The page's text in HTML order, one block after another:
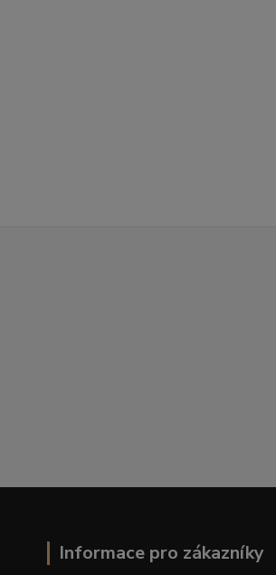
Informace pro zákazníky